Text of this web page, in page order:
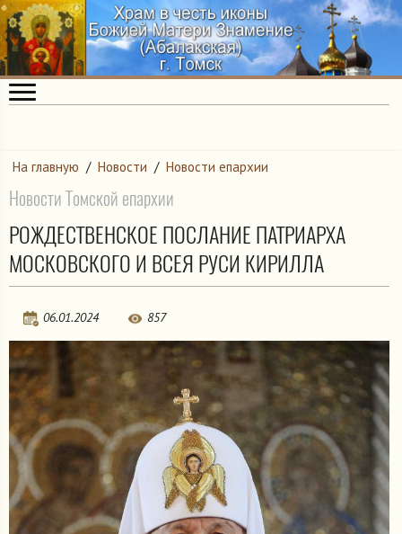
На главную / Новости / Новости епархии
Новости Томской епархии
РОЖДЕСТВЕНСКОЕ ПОСЛАНИЕ ПАТРИАРХА
МОСКОВСКОГО И ВСЕЯ РУСИ КИРИЛЛА
06.01.2024 857